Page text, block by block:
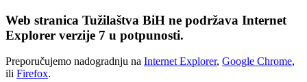
Web stranica Tužilaštva BiH ne podržava Internet
Explorer verzije 7 u potpunosti.
Preporučujemo nadogradnju na Internet Explorer, Google Chrome,
ili Firefox.